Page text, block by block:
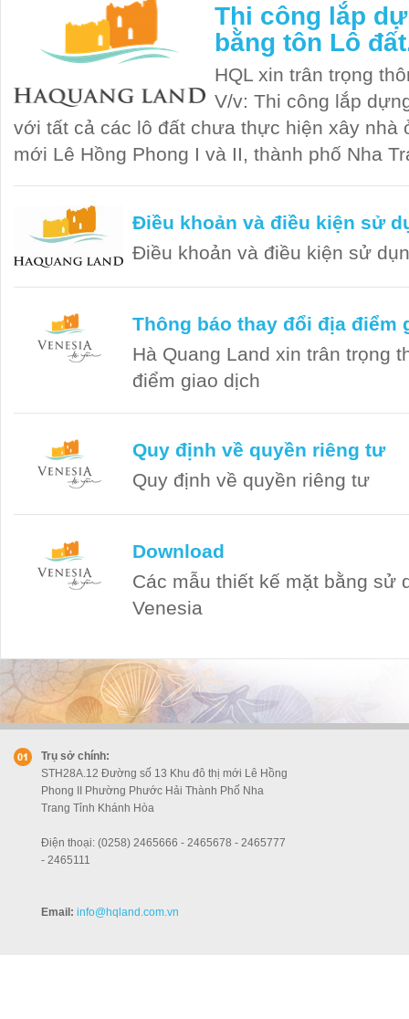
Thi công lắp
bằng tôn Lô
HQL xin trân trọng
V/v: Thi công lắp
với tất cả các lô đất chưa thực hiện xây nhà
mới Lê Hồng Phong I và II, thành phố Nha
Điều khoản và điều kiện sử
Điều khoản và điều kiện sử
Thông báo thay đổi địa điểm
Hà Quang Land xin trân trọng
điểm giao dịch
Quy định về quyền riêng tư
Quy định về quyền riêng tư
Download
Các mẫu thiết kế mặt bằng sử
Venesia
Trụ sở chính:
STH28A.12 Đường số 13 Khu đô thị mới Lê Hồng
Phong II Phường Phước Hải Thành Phố Nha
Trang Tỉnh Khánh Hòa
Điện thoại: (0258) 2465666 - 2465678 - 2465777
- 2465111
Email: info@hqland.com.vn